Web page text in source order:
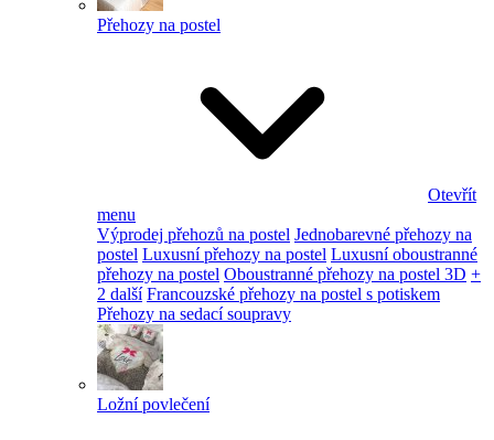
Přehozy na postel
Otevřít
menu
Výprodej přehozů na postel Jednobarevné přehozy na
postel Luxusní přehozy na postel Luxusní oboustranné
přehozy na postel Oboustranné přehozy na postel 3D +
2 další Francouzské přehozy na postel s potiskem
Přehozy na sedací soupravy
Ložní povlečení